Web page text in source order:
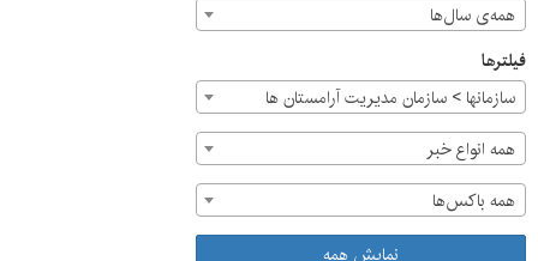
همه‌ی سال‌ها
فیلترها
سازمان‎ها > سازمان مدیریت آرامستان ها
همه انواع خبر
همه باکس‌ها
نمایش همه